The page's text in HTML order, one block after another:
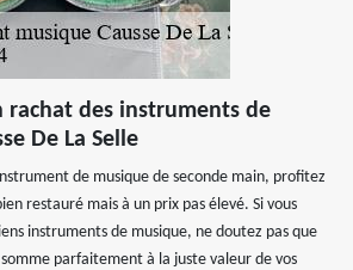
rachat des instruments de
De La Selle
de musique de seconde main, profitez
restauré mais à un prix pas élevé. Si vous
instruments de musique, ne doutez pas que
parfaitement à la juste valeur de vos